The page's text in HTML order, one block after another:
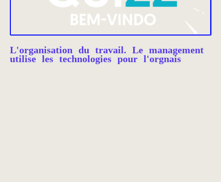
L'organisation du travail. Le management
utilise les technologies pour l'orgnais